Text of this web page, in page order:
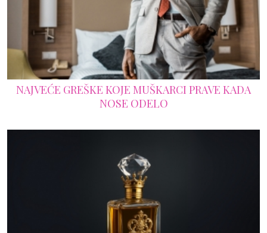
NAJVEĆE GREŠKE KOJE MUŠKARCI PRAVE KADA
NOSE ODELO